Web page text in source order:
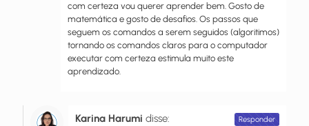
com certeza vou querer aprender bem. Gosto de
matemática e gosto de desafios. Os passos que
seguem os comandos a serem seguidos (algoritimos)
tornando os comandos claros para o computador
executar com certeza estimula muito este
aprendizado.
Karina Harumi disse: Responder